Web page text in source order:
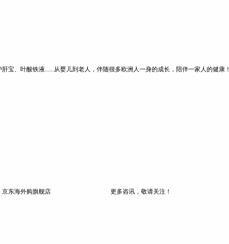
宝、叶酸铁液......从婴儿到老人，伴随很多欧洲人一身的成长，陪伴一家人的健康！
京东海外购旗舰店 更多咨讯，敬请关注！